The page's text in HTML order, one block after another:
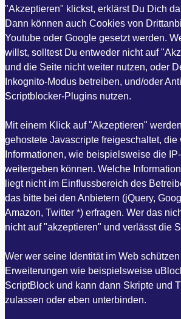
"Akzeptieren" klickst, erklärst Du Dich
Dann können auch Cookies von
Youtube oder Google gesetzt werden.
willst, solltest Du entweder nicht auf
und die Seite nicht weiter nutzen, oder
Inkognito-Modus betreiben, und/oder
Scriptblocker-Plugins nutzen.
Mit einem Klick auf "Akzeptieren"
gehostete Javascripte freigeschaltet, die
Informationen, wie beispielsweise die
weitergeben können. Welche
liegt nicht im Einflussbereich des
das bitte bei den Anbietern (jQuery,
Amazon, Twitter *) erfragen. Wer das
nicht auf "akzeptieren" und verlässt die
Wer wer seine Identität im Web
Erweiterungen wie beispielsweise
ScriptBlock und kann dann Skripte und
zulassen oder eben unterbinden.